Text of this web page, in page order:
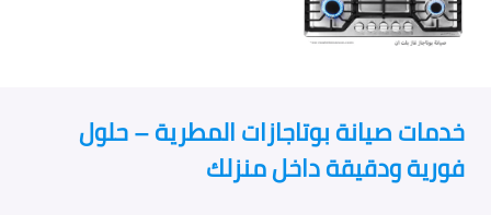
خدمات صيانة بوتاجازات المطرية – حلول
فورية ودقيقة داخل منزلك